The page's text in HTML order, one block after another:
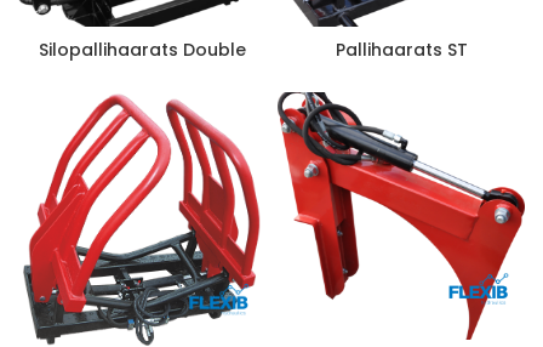
Silopallihaarats Double Pallihaarats ST